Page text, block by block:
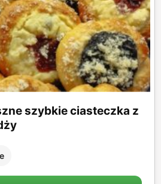
szybkie ciasteczka z